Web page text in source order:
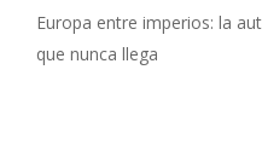
Europa entre imperios: la
que nunca llega